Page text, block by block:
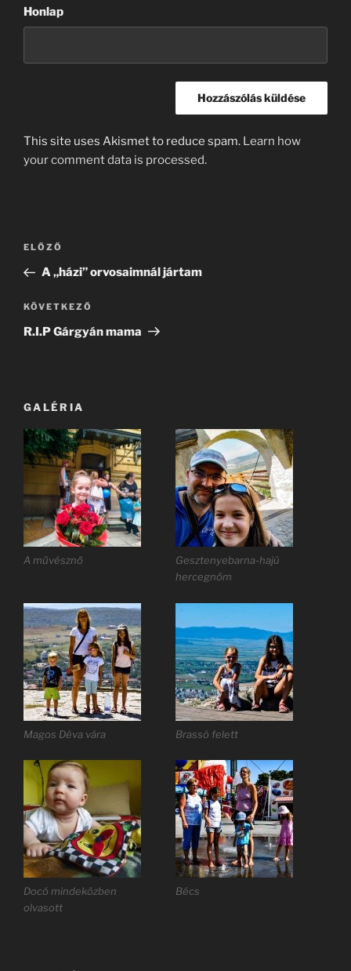
Honlap
This site uses Akismet to reduce spam. Learn how
your comment data is processed.
Bejegyzés
Korábbi
bejegyzés
ELŐZŐ
A „házi” orvosaimnál jártam
Következő
bejegyzés
KÖVETKEZŐ
R.I.P Gárgyán mama
GALÉRIA
A művésznő
Gesztenyebarna-hajú
hercegnőm
Magos Déva vára Brassó felett
Docó mindeközben
olvasott
Bécs